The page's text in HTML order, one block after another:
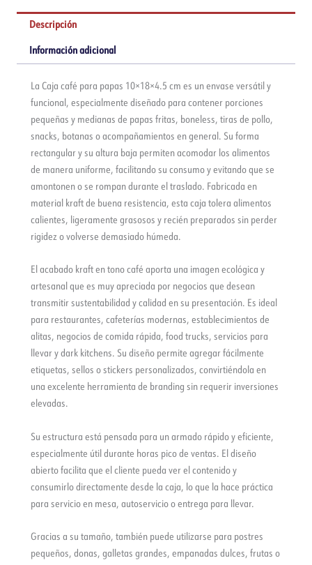
cantidad
Descripción
Información adicional
La Caja café para papas 10×18×4.5 cm es un envase versátil y
funcional, especialmente diseñado para contener porciones
pequeñas y medianas de papas fritas, boneless, tiras de pollo,
snacks, botanas o acompañamientos en general. Su forma
rectangular y su altura baja permiten acomodar los alimentos
de manera uniforme, facilitando su consumo y evitando que se
amontonen o se rompan durante el traslado. Fabricada en
material kraft de buena resistencia, esta caja tolera alimentos
calientes, ligeramente grasosos y recién preparados sin perder
rigidez o volverse demasiado húmeda.
El acabado kraft en tono café aporta una imagen ecológica y
artesanal que es muy apreciada por negocios que desean
transmitir sustentabilidad y calidad en su presentación. Es ideal
para restaurantes, cafeterías modernas, establecimientos de
alitas, negocios de comida rápida, food trucks, servicios para
llevar y dark kitchens. Su diseño permite agregar fácilmente
etiquetas, sellos o stickers personalizados, convirtiéndola en
una excelente herramienta de branding sin requerir inversiones
elevadas.
Su estructura está pensada para un armado rápido y eficiente,
especialmente útil durante horas pico de ventas. El diseño
abierto facilita que el cliente pueda ver el contenido y
consumirlo directamente desde la caja, lo que la hace práctica
para servicio en mesa, autoservicio o entrega para llevar.
Gracias a su tamaño, también puede utilizarse para postres
pequeños, donas, galletas grandes, empanadas dulces, frutas o